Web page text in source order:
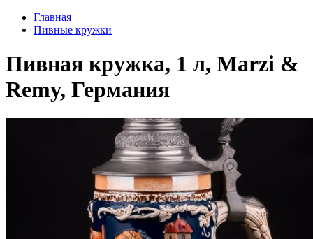
Главная
Пивные кружки
Пивная кружка, 1 л, Marzi &
Remy, Германия